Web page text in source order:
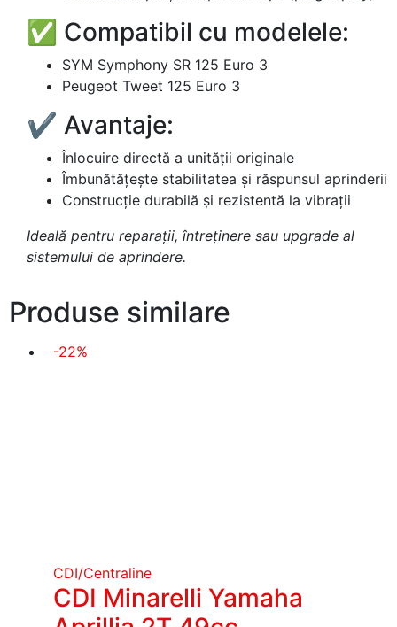
✅ Compatibil cu modelele:
SYM Symphony SR 125 Euro 3
Peugeot Tweet 125 Euro 3
✔️ Avantaje:
Înlocuire directă a unității originale
Îmbunătățește stabilitatea și răspunsul aprinderii
Construcție durabilă și rezistentă la vibrații
Ideală pentru reparații, întreținere sau upgrade al
sistemului de aprindere.
Produse similare
-22%
CDI/Centraline
CDI Minarelli Yamaha